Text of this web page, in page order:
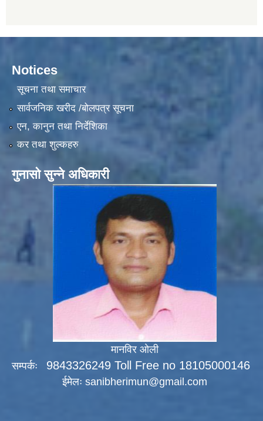
Notices
सूचना तथा समाचार
सार्वजनिक खरीद /बोलपत्र सूचना
एन, कानुन तथा निर्देशिका
कर तथा शुल्कहरु
गुनासो सुन्ने अधिकारी
मानविर ओली
सम्पर्कः 9843326249 Toll Free no 18105000146
ईमेलः sanibherimun@gmail.com